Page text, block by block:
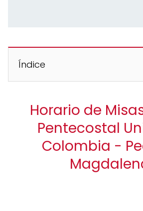
Índice
Horario de
Pentecostal
Colombia -